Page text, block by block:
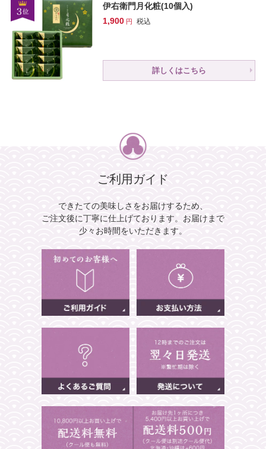
伊右衛門月化粧(10個入)
1,900
税込
詳しくはこちら
ご利用ガイド
できたての美味しさをお届けするため、
ご注文後に丁寧に仕上げております。 お届けまで
少々お時間をいただきます。